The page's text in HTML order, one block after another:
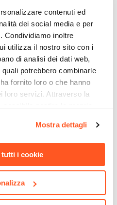
contenuti ed
dei social media e per
Condividiamo inoltre
utilizza il nostro sito con i
di analisi dei dati web,
potrebbero combinarle
fornito loro o che hanno
loro servizi. Attraverso la
si invita a leggere la
Mostra dettagli
tutti i cookie
antracite con tetto
€ 326,00